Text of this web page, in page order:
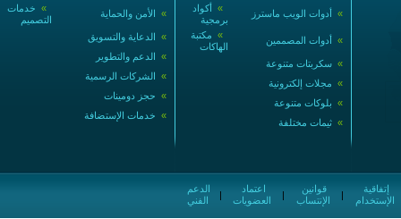
» خدمات
التصميم
» الأمن والحماية
» الدعاية والتسويق
» الدعم والتطوير
» الشركات الرسمية
» حجز دومينات
» خدمات الإستضافة
» أكواد
برمجية
» أدوات الويب ماسترز
» مكتبة
الهاكات
» أدوات المصممين
» سكربتات متنوعة
» مجلات إلكترونية
» بلوكات متنوعة
» ثيمات مختلفة
الفني
|
العضويات
|
الإنتساب
|
الإستخدام